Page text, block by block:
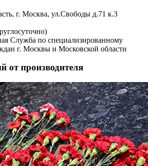
г. Москва, ул.Свободы д.71 к.3
Служба по специализированному
г. Москвы и Московской области
от производителя